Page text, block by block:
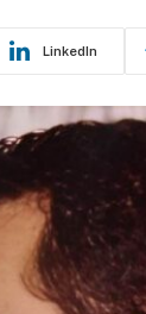
LinkedIn